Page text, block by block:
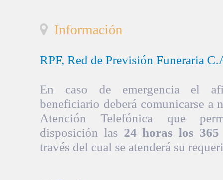
Información
RPF, Red de Previsión Funeraria
En caso de emergencia el
beneficiario deberá comunicarse a
Atención Telefónica que
disposición las 24 horas los
través del cual se atenderá su